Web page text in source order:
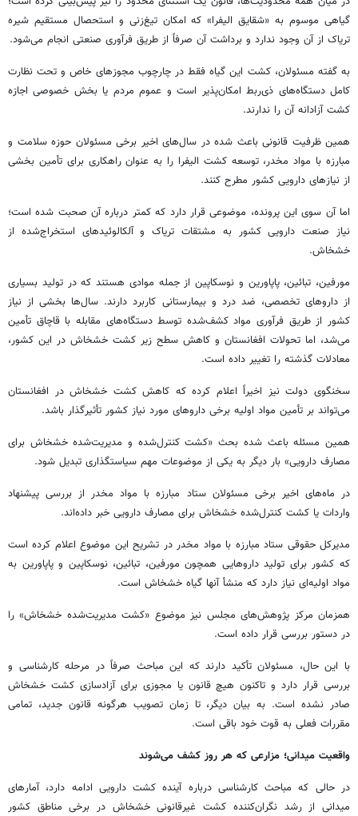
گیاهی موسوم به «شقایق الیفرا» که امکان تیغ‌زنی و استحصال مستقیم شیره
تریاک از آن وجود ندارد و برداشت آن صرفاً از طریق فرآوری صنعتی انجام می‌شود.
به گفته مسئولان، کشت این گیاه فقط در چارچوب مجوزهای خاص و تحت نظارت
کامل دستگاه‌های ذی‌ربط امکان‌پذیر است و عموم مردم یا بخش خصوصی اجازه
کشت آزادانه آن را ندارند.
همین ظرفیت قانونی باعث شده در سال‌های اخیر برخی مسئولان حوزه سلامت و
مبارزه با مواد مخدر، توسعه کشت الیفرا را به عنوان راهکاری برای تأمین بخشی
از نیازهای دارویی کشور مطرح کنند.
اما آن سوی این پرونده، موضوعی قرار دارد که کمتر درباره آن صحبت شده است؛
نیاز صنعت دارویی کشور به مشتقات تریاک و آلکالوئیدهای استخراج‌شده از
خشخاش.
مورفین، تبائین، پاپاورین و نوسکاپین از جمله موادی هستند که در تولید بسیاری
از داروهای تخصصی، ضد درد و بیمارستانی کاربرد دارند. سال‌ها بخشی از نیاز
کشور از طریق فرآوری مواد کشف‌شده توسط دستگاه‌های مقابله با قاچاق تأمین
می‌شد، اما تحولات افغانستان و کاهش سطح زیر کشت خشخاش در این کشور،
معادلات گذشته را تغییر داده است.
سخنگوی دولت نیز اخیراً اعلام کرده که کاهش کشت خشخاش در افغانستان
می‌تواند بر تأمین مواد اولیه برخی داروهای مورد نیاز کشور تأثیرگذار باشد.
همین مسئله باعث شده بحث «کشت کنترل‌شده و مدیریت‌شده خشخاش برای
مصارف دارویی» بار دیگر به یکی از موضوعات مهم سیاستگذاری تبدیل شود.
در ماه‌های اخیر برخی مسئولان ستاد مبارزه با مواد مخدر از بررسی پیشنهاد
واردات یا کشت کنترل‌شده خشخاش برای مصارف دارویی خبر داده‌اند.
مدیرکل حقوقی ستاد مبارزه با مواد مخدر در تشریح این موضوع اعلام کرده است
که کشور برای تولید داروهایی همچون مورفین، تبائین، نوسکاپین و پاپاورین به
مواد اولیه‌ای نیاز دارد که منشأ آنها گیاه خشخاش است.
همزمان مرکز پژوهش‌های مجلس نیز موضوع «کشت مدیریت‌شده خشخاش» را
در دستور بررسی قرار داده است.
با این حال، مسئولان تأکید دارند که این مباحث صرفاً در مرحله کارشناسی و
بررسی قرار دارد و تاکنون هیچ قانون یا مجوزی برای آزادسازی کشت خشخاش
صادر نشده است. به بیان دیگر، تا زمان تصویب هرگونه قانون جدید، تمامی
مقررات فعلی به قوت خود باقی است.
واقعیت میدانی؛ مزارعی که هر روز کشف می‌شوند
در حالی که مباحث کارشناسی درباره آینده کشت دارویی ادامه دارد، آمارهای
میدانی از رشد نگران‌کننده کشت غیرقانونی خشخاش در برخی مناطق کشور